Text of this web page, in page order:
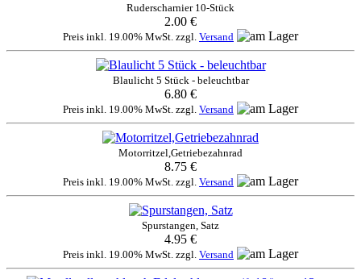
Ruderscharnier 10-Stück
2.00 €
Preis inkl. 19.00% MwSt. zzgl. Versand
Blaulicht 5 Stück - beleuchtbar
6.80 €
Preis inkl. 19.00% MwSt. zzgl. Versand
Motorritzel,Getriebezahnrad
8.75 €
Preis inkl. 19.00% MwSt. zzgl. Versand
Spurstangen, Satz
4.95 €
Preis inkl. 19.00% MwSt. zzgl. Versand